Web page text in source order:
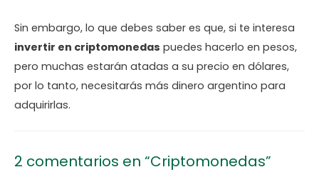
Sin embargo, lo que debes saber es que, si te interesa
invertir en criptomonedas puedes hacerlo en pesos,
pero muchas estarán atadas a su precio en dólares,
por lo tanto, necesitarás más dinero argentino para
adquirirlas.
2 comentarios en “Criptomonedas”